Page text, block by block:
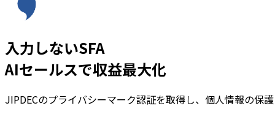
入力しないSFA
AIセールスで収益最大化
JIPDECのプライバシーマーク認証を取得し、個人情報の保